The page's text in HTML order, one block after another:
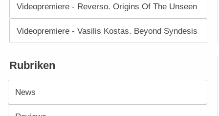
Videopremiere - Reverso. Origins Of The Unseen
Videopremiere - Vasilis Kostas. Beyond Syndesis
Rubriken
News